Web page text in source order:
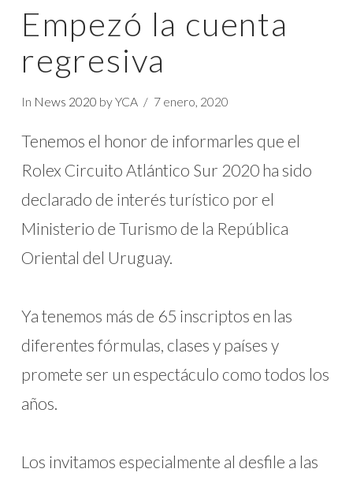
Empezó la cuenta
regresiva
In News 2020 by YCA 7 enero, 2020
Tenemos el honor de informarles que el
Rolex Circuito Atlántico Sur 2020 ha sido
declarado de interés turístico por el
Ministerio de Turismo de la República
Oriental del Uruguay.
Ya tenemos más de 65 inscriptos en las
diferentes fórmulas, clases y países y
promete ser un espectáculo como todos los
años.
Los invitamos especialmente al desfile a las